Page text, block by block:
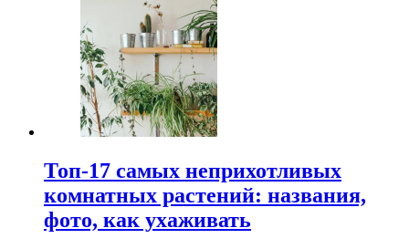
Топ-17 самых неприхотливых
комнатных растений: названия,
фото, как ухаживать